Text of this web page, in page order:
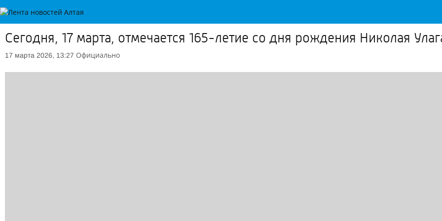
Сегодня, 17 марта, отмечается 165-летие со дня рождения Николая
17 марта 2026, 13:27 Официально